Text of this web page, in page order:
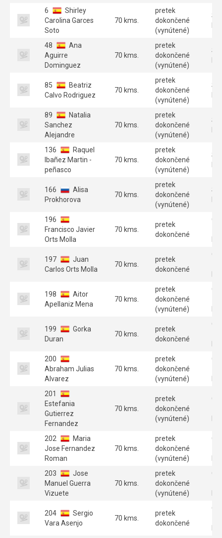
6
Shirley
Carolina Garces
Soto
70 kms.
pretek
dokončené
(vynútené)
48
Ana
Aguirre
Dominguez
70 kms.
pretek
dokončené
(vynútené)
85
Beatriz
Calvo Rodriguez
70 kms.
pretek
dokončené
(vynútené)
89
Natalia
Sanchez
Alejandre
70 kms.
pretek
dokončené
(vynútené)
136
Raquel
Ibañez Martin -
peñasco
70 kms.
pretek
dokončené
(vynútené)
166
Alisa
Prokhorova
70 kms.
pretek
dokončené
(vynútené)
196
Francisco Javier
Orts Molla
70 kms.
pretek
dokončené
197
Juan
Carlos Orts Molla
70 kms.
pretek
dokončené
198
Aitor
Apellaniz Mena
70 kms.
pretek
dokončené
(vynútené)
199
Gorka
Duran
70 kms.
pretek
dokončené
200
Abraham Julias
Alvarez
70 kms.
pretek
dokončené
(vynútené)
201
Estefania
Gutierrez
Fernandez
70 kms.
pretek
dokončené
(vynútené)
202
Maria
Jose Fernandez
Roman
70 kms.
pretek
dokončené
(vynútené)
203
Jose
Manuel Guerra
Vizuete
70 kms.
pretek
dokončené
(vynútené)
204
Sergio
Vara Asenjo
70 kms.
pretek
dokončené